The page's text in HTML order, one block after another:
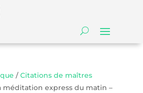
/Citations de maîtres
méditation express du matin –